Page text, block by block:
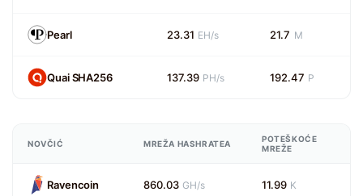
Pearl 23.31 EH/s 21.7 M
Quai SHA256 137.39 PH/s 192.47 P
NOVČIĆ MREŽA HASHRATEA
POTEŠKOĆE
MREŽE
Ravencoin 860.03 GH/s 11.99 K